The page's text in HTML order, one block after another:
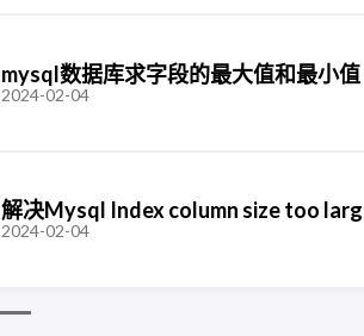
mysql数据库求字段的最大值和最小值
2024-02-04
解决Mysql Index column size too
2024-02-04